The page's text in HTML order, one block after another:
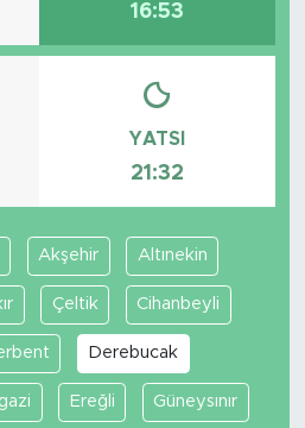
16:53
YATSI
21:32
Akşehir Altınekin
Çeltik Cihanbeyli
Derebucak
Ereğli Güneysınır